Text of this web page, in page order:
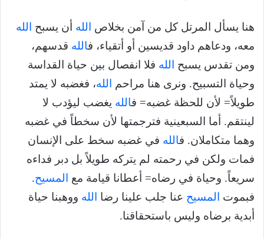
هنا يسأل المرتل كل من آمن بخلاص الله أن يسبح
الله
معه، ودعاهم داود قديسين أو أتقياء، فالله قدسهم،
ومن تقدس يسبح
الله فلا انفصال بين حياة القداسة
وحياة التسبيح. ونرى هنا مراحم
الله، فغضبه لا يمتد
طويلاً= لأن للحظة غضبه= فالله يغضب ليؤدب لا
لينتقم. أما السبعينية فترجمتها لأن سخطاً في غضبه
وهما متكاملان. فالله في غضبه سخط على الإنسان
فمات ولكن في رحمته لم يتركه طويلاً بل دبر فداءه
سريعاً. وحياة في رضاه= أعطانا قيامة مع
المسيح.
فبموت
المسيح عنا جلب علينا رضا الله ووهبنا حياة
أبدية برضاه وليس باستحقاقنا.